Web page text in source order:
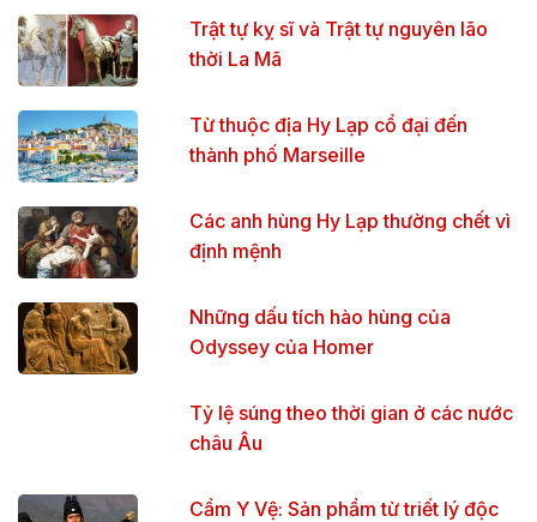
Trật tự kỵ sĩ và Trật tự nguyên lão
thời La Mã
Từ thuộc địa Hy Lạp cổ đại đến
thành phố Marseille
Các anh hùng Hy Lạp thường chết vì
định mệnh
Những dấu tích hào hùng của
Odyssey của Homer
Tỷ lệ súng theo thời gian ở các nước
châu Âu
Cẩm Y Vệ: Sản phẩm từ triết lý độc